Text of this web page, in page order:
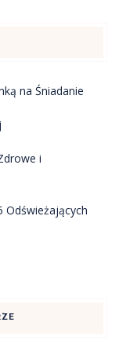
na Śniadanie
i
Odświeżających